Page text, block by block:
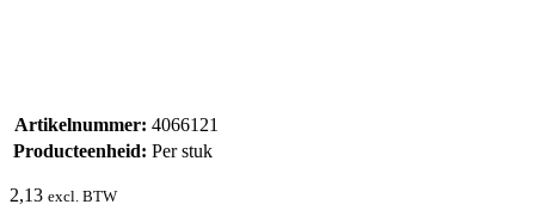
Artikelnummer: 4066121
Producteenheid: Per stuk
2,13 excl. BTW